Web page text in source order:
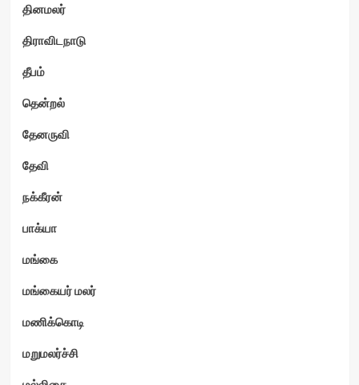
தினமலர்
திராவிடநாடு
தீபம்
தென்றல்
தேனருவி
தேவி
நக்கீரன்
பாக்யா
மங்கை
மங்கையர் மலர்
மணிக்கொடி
மறுமலர்ச்சி